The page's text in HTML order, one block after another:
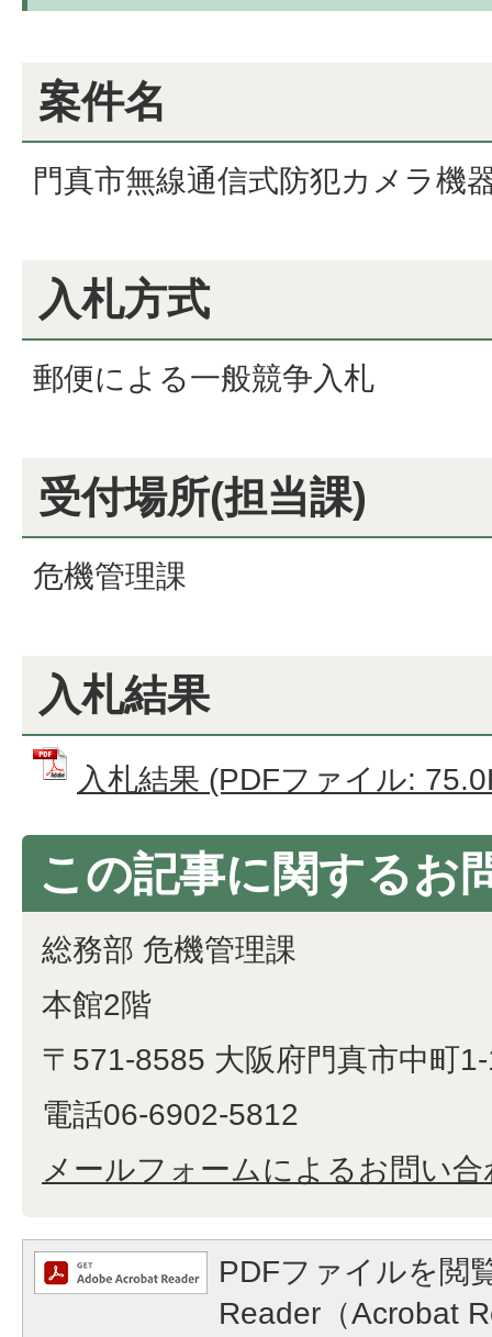
案件名
門真市無線通信式防犯カメラ機
入札方式
郵便による一般競争入札
受付場所(担当課)
危機管理課
入札結果
入札結果 (PDFファイル:
この記事に関するお
総務部 危機管理課
本館2階
〒571-8585 大阪府門真市中町
電話06-6902-5812
メールフォームによるお問い合
PDFファイルを閲
Reader（Acrobat